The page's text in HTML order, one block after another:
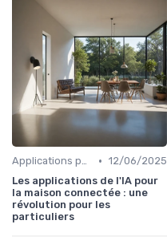
Applications pour la maison connectée • 12/06/2025
Les applications de l'IA pour
la maison connectée : une
révolution pour les
particuliers